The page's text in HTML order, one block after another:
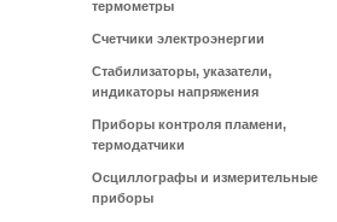
термометры
Счетчики электроэнергии
Стабилизаторы, указатели,
индикаторы напряжения
Приборы контроля пламени,
термодатчики
Осциллографы и измерительные
приборы